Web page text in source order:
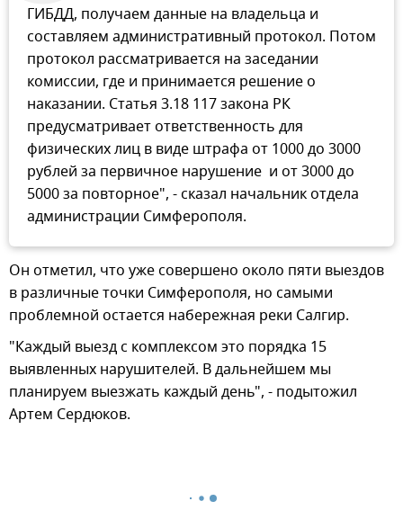
ГИБДД, получаем данные на владельца и
составляем административный протокол. Потом
протокол рассматривается на заседании
комиссии, где и принимается решение о
наказании. Статья 3.18 117 закона РК
предусматривает ответственность для
физических лиц в виде штрафа от 1000 до 3000
рублей за первичное нарушение и от 3000 до
5000 за повторное", - сказал начальник отдела
администрации Симферополя.
Он отметил, что уже совершено около пяти выездов
в различные точки Симферополя, но самыми
проблемной остается набережная реки Салгир.
"Каждый выезд с комплексом это порядка 15
выявленных нарушителей. В дальнейшем мы
планируем выезжать каждый день", - подытожил
Артем Сердюков.